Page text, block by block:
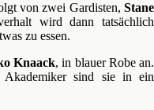
von zwei Gardisten, Stane
wird dann tatsächlich
zu essen.
Knaack, in blauer Robe an.
Akademiker sind sie in ein